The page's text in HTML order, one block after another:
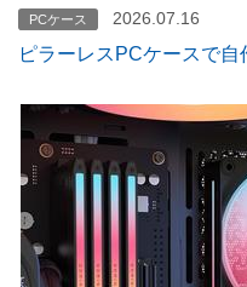
PCケース 2026.07.16
ピラーレスPCケースで